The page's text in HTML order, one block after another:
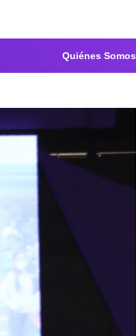
Quiénes Somos